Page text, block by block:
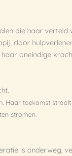
die haar verteld
door
haar oneindige
Haar toekomst
stromen.
is onderweg,